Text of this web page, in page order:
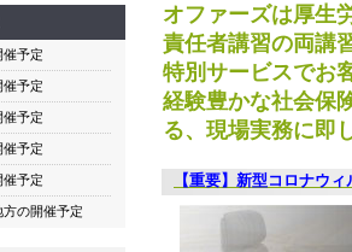
オファーズは厚生
責任者講習の両講
特別サービスでお
経験豊かな社会保
る、現場実務に即
【重要】新型コロナウ
催予定
催予定
催予定
催予定
催予定
の開催予定